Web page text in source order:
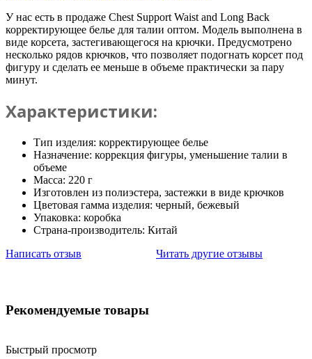
У нас есть в продаже Chest Support Waist and Long Back
корректирующее белье для талии оптом. Модель выполнена в
виде корсета, застегивающегося на крючки. Предусмотрено
несколько рядов крючков, что позволяет подогнать корсет под
фигуру и сделать ее меньше в объеме практически за пару
минут.
Характеристики:
Тип изделия: корректирующее белье
Назначение: коррекция фигуры, уменьшение талии в
объеме
Масса: 220 г
Изготовлен из полиэстера, застежки в виде крючков
Цветовая гамма изделия: черный, бежевый
Упаковка: коробка
Страна-производитель: Китай
Написать отзыв
Читать другие отзывы
Рекомендуемые товары
Быстрый просмотр